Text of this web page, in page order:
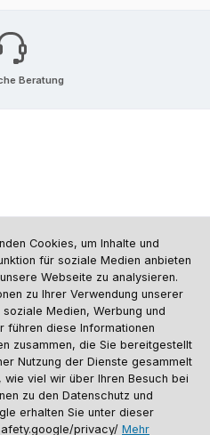
Beratung
.
Cookies, um Inhalte und
für soziale Medien anbieten
Webseite zu analysieren.
zu Ihrer Verwendung unserer
Medien, Werbung und
führen diese Informationen
zusammen, die Sie bereitgestellt
Nutzung der Dienste gesammelt
viel wir über Ihren Besuch bei
zu den Datenschutz und
erhalten Sie unter dieser
privacy/ Mehr